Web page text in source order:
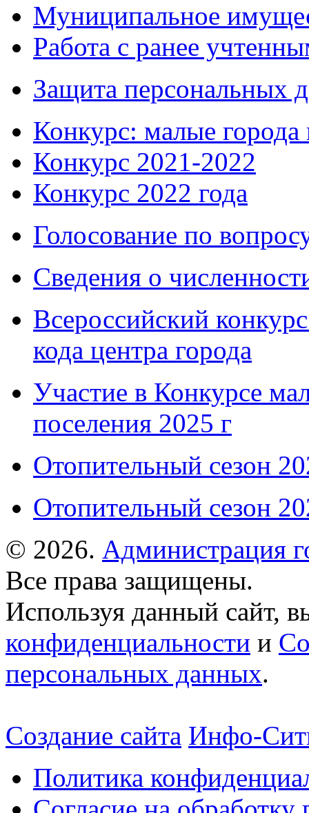
Муниципальное
Работа с ранее
Защита персональных
Конкурс: малые города
Конкурс 2021-2022
Конкурс 2022 года
Голосование по
Сведения о
Всероссийский
кода центра города
Участие в Конкурсе
поселения 2025 г
Отопительный сезон
Отопительный сезон
© 2026. Администрация
Все права защищены.
Используя данный сайт,
конфиденциальности и
персональных данных.
Создание сайта Инфо-
Политика